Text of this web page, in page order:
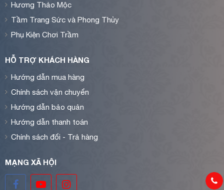
Hương Thảo Mộc
Tầm Trang Sức và Phong Thủy
Phụ Kiện Chơi Trầm
HỖ TRỢ KHÁCH HÀNG
Hướng dẫn mua hàng
Chính sách vận chuyển
Hướng dẫn bảo quản
Hướng dẫn thanh toán
Chính sách đổi - Trả hàng
MẠNG XÃ HỘI